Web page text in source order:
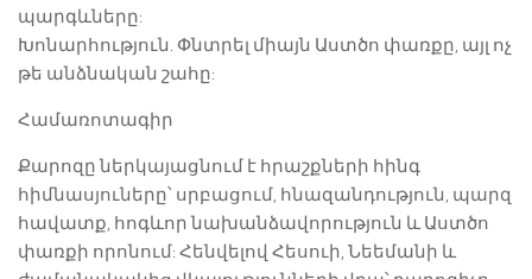
պարգևները:
Խոնարհություն. Փնտրել միայն Աստծո փառքը, այլ ոչ
թե անձնական շահը:
Համառոտագիր
Քարոզը ներկայացնում է հրաշքների հինգ
հիմնասյուները՝ սրբացում, հնազանդություն, պարզ
հավատք, հոգևոր նախանձավորություն և Աստծո
փառքի որոնում: Հենվելով Հեսուի, Նեեմանի և